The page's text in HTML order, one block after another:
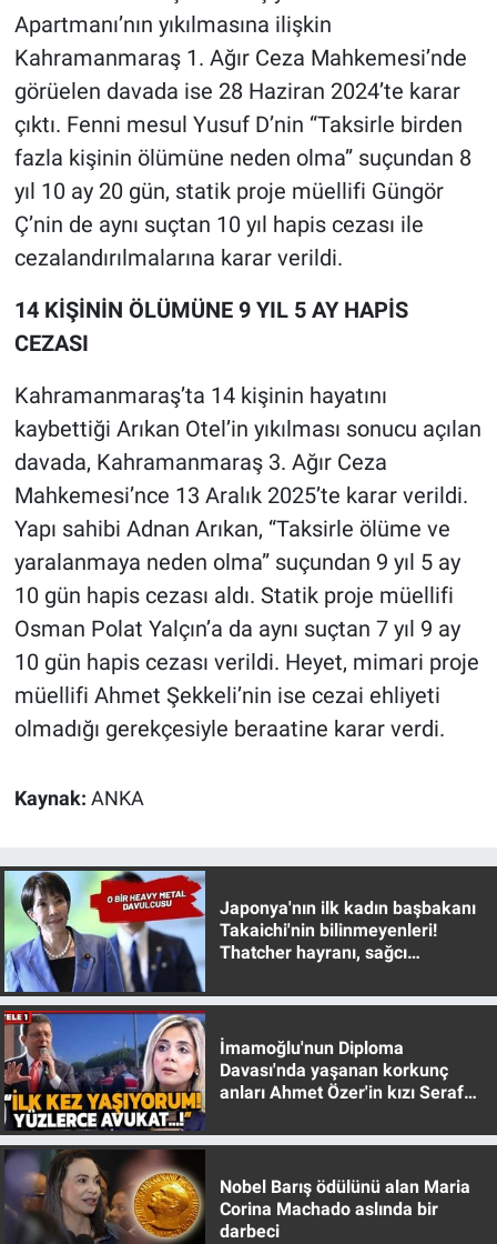
Apartmanı’nın yıkılmasına ilişkin
Kahramanmaraş 1. Ağır Ceza Mahkemesi’nde
görüelen davada ise 28 Haziran 2024’te karar
çıktı. Fenni mesul Yusuf D’nin “Taksirle birden
fazla kişinin ölümüne neden olma” suçundan 8
yıl 10 ay 20 gün, statik proje müellifi Güngör
Ç’nin de aynı suçtan 10 yıl hapis cezası ile
cezalandırılmalarına karar verildi.
14 KİŞİNİN ÖLÜMÜNE 9 YIL 5 AY HAPİS
CEZASI
Kahramanmaraş’ta 14 kişinin hayatını
kaybettiği Arıkan Otel’in yıkılması sonucu açılan
davada, Kahramanmaraş 3. Ağır Ceza
Mahkemesi’nce 13 Aralık 2025’te karar verildi.
Yapı sahibi Adnan Arıkan, “Taksirle ölüme ve
yaralanmaya neden olma” suçundan 9 yıl 5 ay
10 gün hapis cezası aldı. Statik proje müellifi
Osman Polat Yalçın’a da aynı suçtan 7 yıl 9 ay
10 gün hapis cezası verildi. Heyet, mimari proje
müellifi Ahmet Şekkeli’nin ise cezai ehliyeti
olmadığı gerekçesiyle beraatine karar verdi.
Kaynak: ANKA
Japonya'nın ilk kadın başbakanı
Takaichi'nin bilinmeyenleri!
Thatcher hayranı, sağcı
İmamoğlu'nun Diploma
Davası'nda yaşanan korkunç
anları Ahmet Özer'in kızı Seraf
Nobel Barış ödülünü alan Maria
Corina Machado aslında bir
darbeci